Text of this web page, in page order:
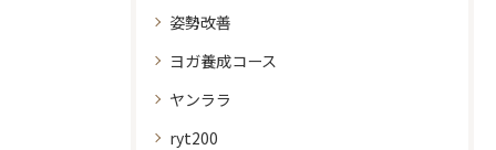
姿勢改善
ヨガ養成コース
ヤンララ
ryt200